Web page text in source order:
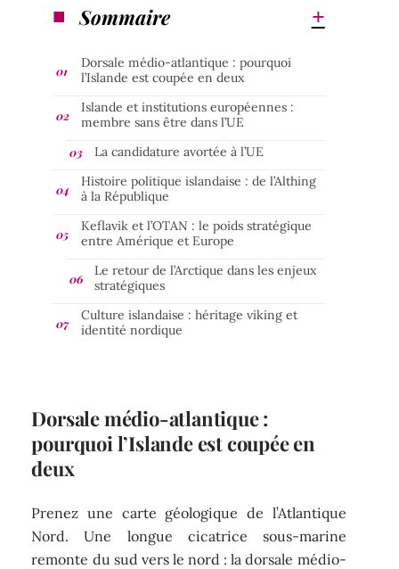
Sommaire
Dorsale médio-atlantique : pourquoi
l’Islande est coupée en deux
Islande et institutions européennes :
membre sans être dans l’UE
La candidature avortée à l’UE
Histoire politique islandaise : de l’Althing
à la République
Keflavik et l’OTAN : le poids stratégique
entre Amérique et Europe
Le retour de l’Arctique dans les enjeux
stratégiques
Culture islandaise : héritage viking et
identité nordique
Dorsale médio-atlantique :
pourquoi l’Islande est coupée en
deux
Prenez une carte géologique de l’Atlantique
Nord. Une longue cicatrice sous-marine
remonte du sud vers le nord : la dorsale médio-